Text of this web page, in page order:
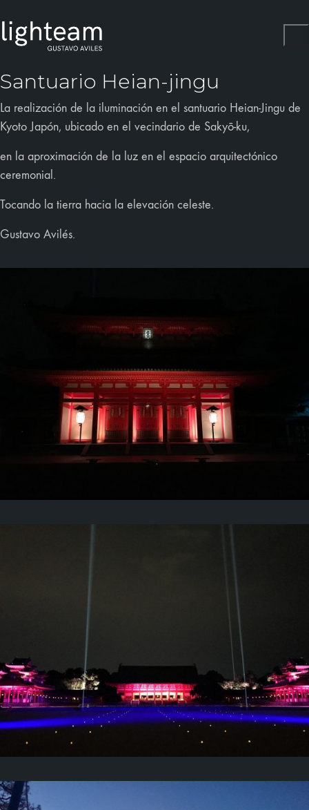
Santuario Heian-jingu
La realización de la iluminación en el santuario Heian-Jingu de
Kyoto Japón, ubicado en el vecindario de Sakyō-ku,
en la aproximación de la luz en el espacio arquitectónico
ceremonial.
Tocando la tierra hacia la elevación celeste.
Gustavo Avilés.